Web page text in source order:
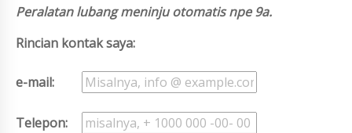
Peralatan lubang meninju otomatis npe 9a.
Rincian kontak saya:
e-mail:
Telepon: